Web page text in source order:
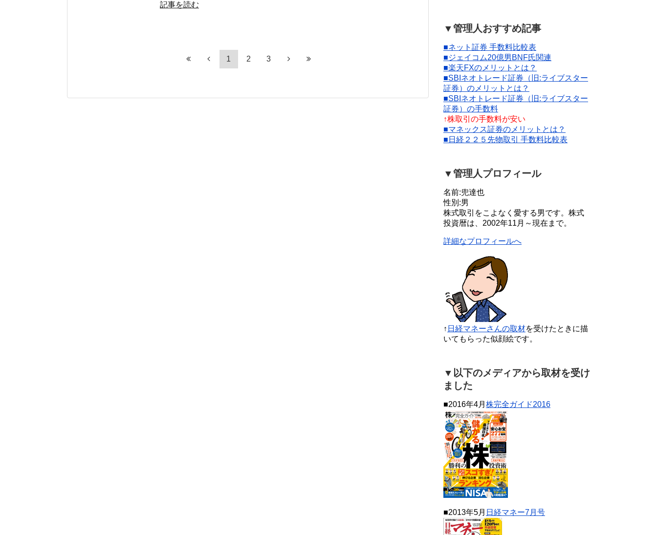
記事を読む
1 2 3
▼管理人おすすめ記事
■ネット証券 手数料比較表
■ジェイコム20億男BNF氏関連
■楽天FXのメリットとは？
■SBIネオトレード証券（旧:ライブスター
証券）のメリットとは？
■SBIネオトレード証券（旧:ライブスター
証券）の手数料
↑株取引の手数料が安い
■マネックス証券のメリットとは？
■日経２２５先物取引 手数料比較表
▼管理人プロフィール
名前:兜達也
性別:男
株式取引をこよなく愛する男です。株式
投資暦は、2002年11月～現在まで。
詳細なプロフィールへ
↑ 日経マネーさんの取材を受けたときに描
いてもらった似顔絵です。
▼以下のメディアから取材を受け
ました
■2016年4月 株完全ガイド2016
■2013年5月 日経マネー7月号